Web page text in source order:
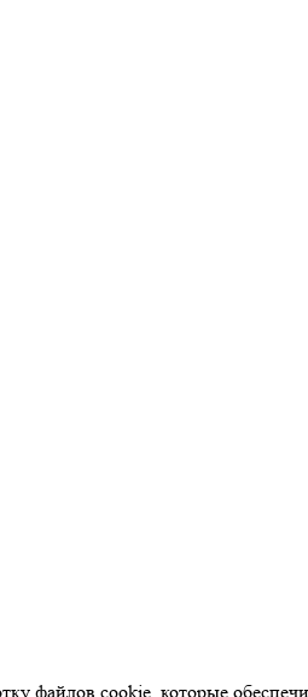
файлов cookie, которые